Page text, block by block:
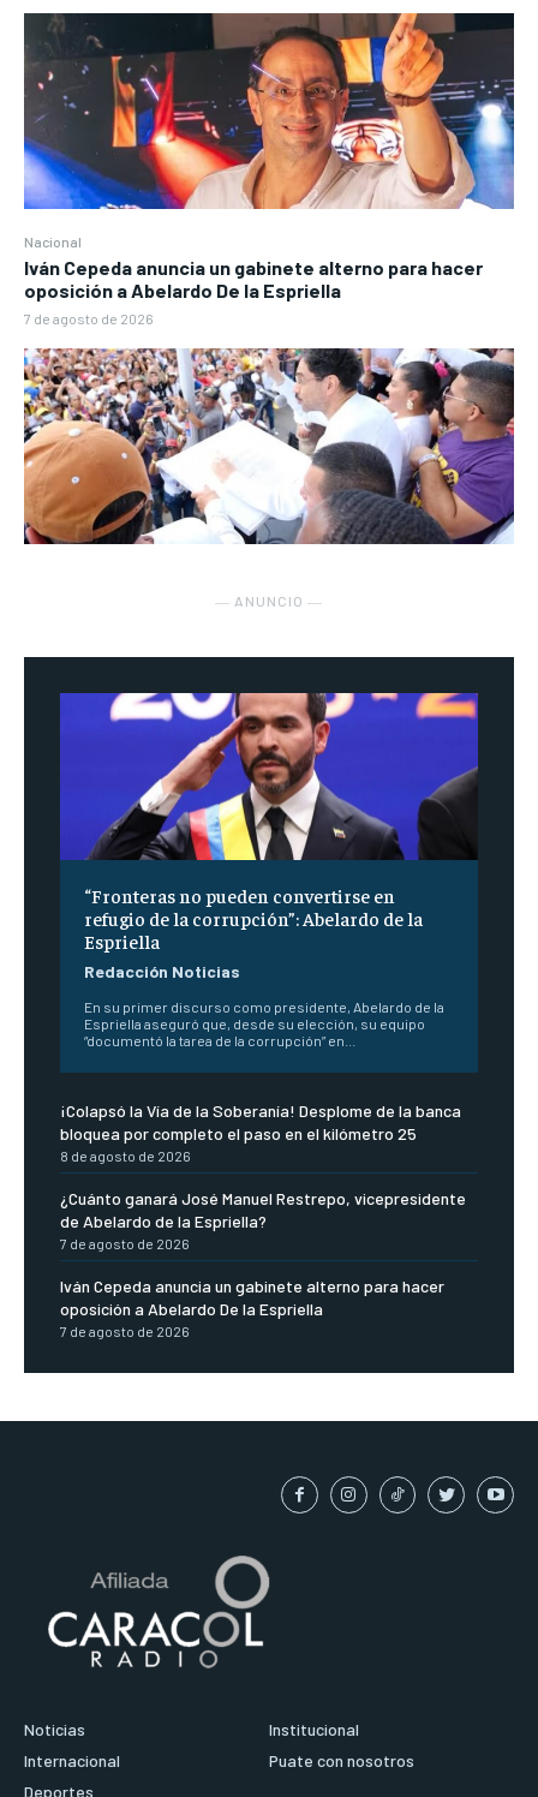
Nacional
Iván Cepeda anuncia un gabinete alterno para hacer
oposición a Abelardo De la Espriella
7 de agosto de 2026
― ANUNCIO ―
“Fronteras no pueden convertirse en
refugio de la corrupción”: Abelardo de la
Espriella
Redacción Noticias
En su primer discurso como presidente, Abelardo de la
Espriella aseguró que, desde su elección, su equipo
“documentó la tarea de la corrupción” en...
¡Colapsó la Vía de la Soberanía! Desplome de la banca
bloquea por completo el paso en el kilómetro 25
8 de agosto de 2026
¿Cuánto ganará José Manuel Restrepo, vicepresidente
de Abelardo de la Espriella?
7 de agosto de 2026
Iván Cepeda anuncia un gabinete alterno para hacer
oposición a Abelardo De la Espriella
7 de agosto de 2026
Noticias
Internacional
Deportes
Institucional
Puate con nosotros